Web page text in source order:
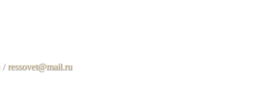
/ ressovet@mail.ru